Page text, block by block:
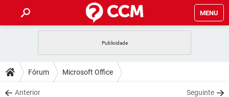
MENU
CELULAR
OUTLOOK
DICAS
JOGOS
DOWNLOADS
Fórum Microsoft Office
Anterior Seguinte